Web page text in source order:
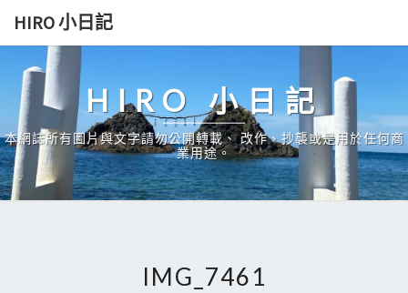
Skip
content
HIRO 小日記
HIRO 小日記
本網誌所有圖片與文字請勿公開轉載、 改作、抄襲或是用於任何商
業用途。
IMG_7461